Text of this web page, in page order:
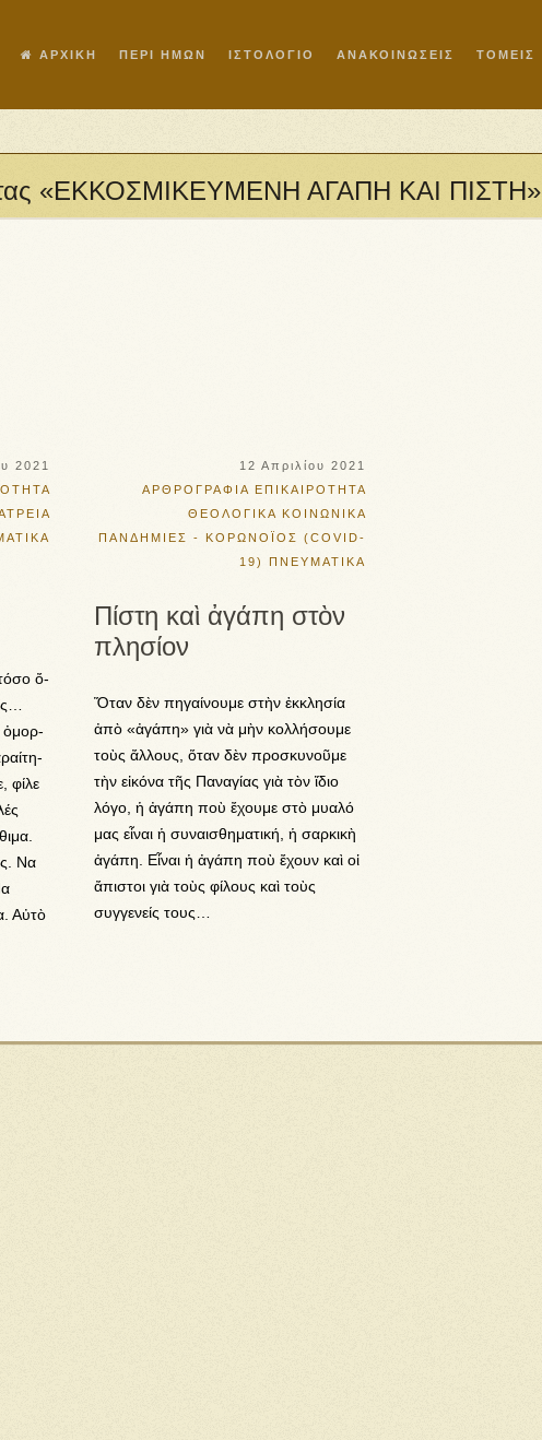
ΑΡΧΙΚΗ ΠΕΡΙ ΗΜΩΝ ΙΣΤΟΛΟΓΙΟ ΑΝΑΚΟΙΝΩΣΕΙΣ ΤΟΜΕΙΣ
«ΕΚΚΟΣΜΙΚΕΥΜΕΝΗ ΑΓΑΠΗ ΚΑΙ ΠΙΣΤΗ»
2021
τό­σο ὄ­
ὀ­μορ­
φί­λε
Να
Αὐ­τὸ
12 Απριλίου 2021
ΑΡΘΡΟΓΡΑΦΙΑ ΕΠΙΚΑΙΡΟΤΗΤΑ
ΘΕΟΛΟΓΙΚΑ ΚΟΙΝΩΝΙΚΑ
ΠΑΝΔΗΜΙΕΣ - ΚΟΡΩΝΟΪΟΣ (COVID-
19)
ΠΝΕΥΜΑΤΙΚΑ
Πίστη καὶ ἀγάπη στὸν
πλησίον
Ὅταν δὲν πηγαίνουμε στὴν ἐκκλησία
ἀπὸ «ἀγάπη» γιὰ νὰ μὴν κολλήσουμε
τοὺς ἄλλους, ὅταν δὲν προσκυνοῦμε
τὴν εἰκόνα τῆς Παναγίας γιὰ τὸν ἴδιο
λόγο, ἡ ἀγάπη ποὺ ἔχουμε στὸ μυαλό
μας εἶναι ἡ συναισθηματική, ἡ σαρκικὴ
ἀγάπη. Εἶναι ἡ ἀγάπη ποὺ ἔχουν καὶ οἱ
ἄπιστοι γιὰ τοὺς φίλους καὶ τοὺς
συγγενείς τους…